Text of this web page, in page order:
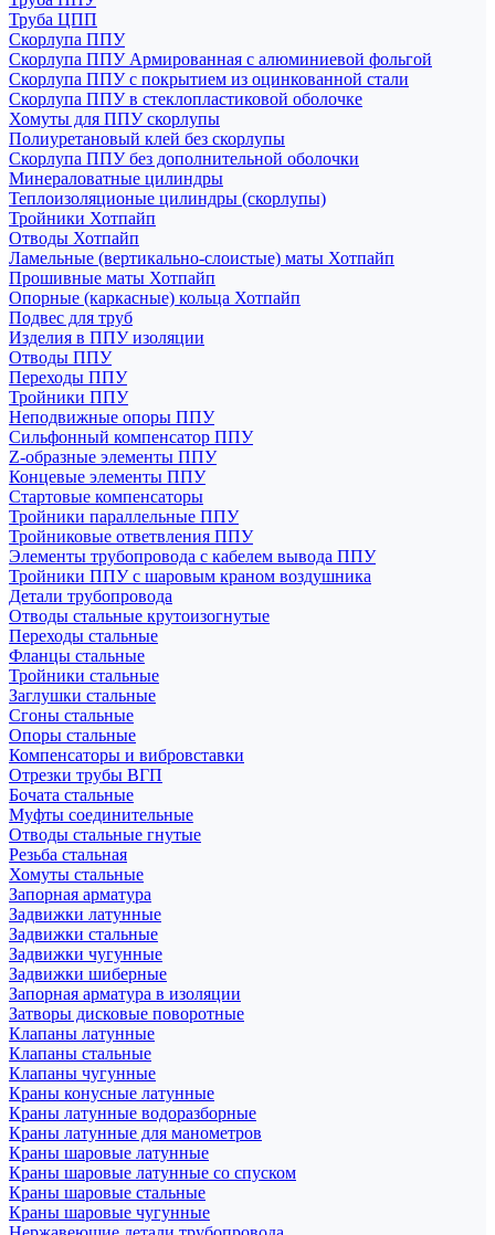
Труба ЦПП
Скорлупа ППУ
Скорлупа ППУ Армированная с алюминиевой фольгой
Скорлупа ППУ с покрытием из оцинкованной стали
Скорлупа ППУ в стеклопластиковой оболочке
Хомуты для ППУ скорлупы
Полиуретановый клей без скорлупы
Скорлупа ППУ без дополнительной оболочки
Минераловатные цилиндры
Теплоизоляционые цилиндры (скорлупы)
Тройники Хотпайп
Отводы Хотпайп
Ламельные (вертикально-слоистые) маты Хотпайп
Прошивные маты Хотпайп
Опорные (каркасные) кольца Хотпайп
Подвес для труб
Изделия в ППУ изоляции
Отводы ППУ
Переходы ППУ
Тройники ППУ
Неподвижные опоры ППУ
Cильфонный компенсатор ППУ
Z-образные элементы ППУ
Концевые элементы ППУ
Стартовые компенсаторы
Тройники параллельные ППУ
Тройниковые ответвления ППУ
Элементы трубопровода с кабелем вывода ППУ
Тройники ППУ с шаровым краном воздушника
Детали трубопровода
Отводы стальные крутоизогнутые
Переходы стальные
Фланцы стальные
Тройники стальные
Заглушки стальные
Сгоны стальные
Опоры стальные
Компенсаторы и вибровставки
Отрезки трубы ВГП
Бочата стальные
Муфты соединительные
Отводы стальные гнутые
Резьба стальная
Хомуты стальные
Запорная арматура
Задвижки латунные
Задвижки стальные
Задвижки чугунные
Задвижки шиберные
Запорная арматура в изоляции
Затворы дисковые поворотные
Клапаны латунные
Клапаны стальные
Клапаны чугунные
Краны конусные латунные
Краны латунные водоразборные
Краны латунные для манометров
Краны шаровые латунные
Краны шаровые латунные со спуском
Краны шаровые стальные
Краны шаровые чугунные